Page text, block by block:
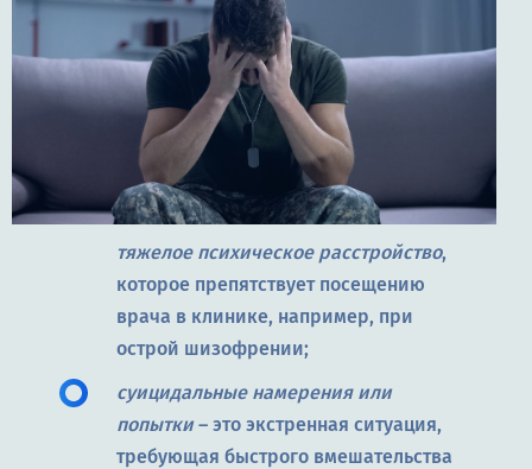
тяжелое психическое расстройство,
которое препятствует посещению
врача в клинике, например, при
острой шизофрении;
суицидальные намерения или
попытки– это экстренная ситуация,
требующая быстрого вмешательства